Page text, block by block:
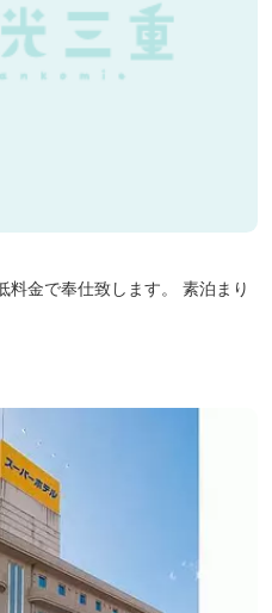
料金で奉仕致します。 素泊まり